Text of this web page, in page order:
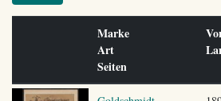
Marke
Art
Seiten